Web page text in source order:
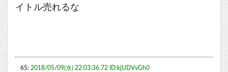
イトル売れるな
65: 2018/05/09(水) 22:03:36.72 ID:kjUDVvGh0